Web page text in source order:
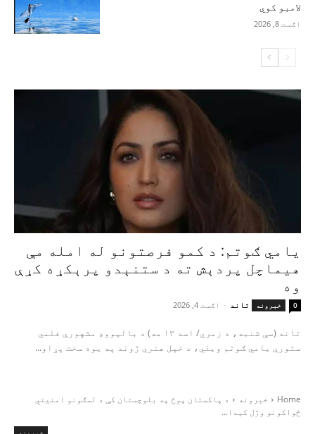
لامبو کوي
اګست 8, 2026
یامي ګوتم: د کمو فرصتونو له امله مې
هیماچل پردېش ته د ستنېدو پرېکړه کړې
وه
خبرونه تاند - اګست 4, 2026 0
تاند (سې شنبه، د زمري/ اسد ۱۳ مه) د بالیووډ مشهورې فلمي
ستورې یامي ګوتم ویلي، د خپل هنري ژوند په یوه سخت پړاو...